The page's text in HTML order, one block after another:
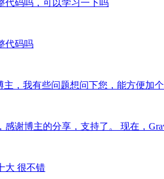
代码吗，可以学习一下吗
代码吗
主，我有些问题想问下您，能方便加
感谢博主的分享，支持了。 现在，
大 很不错